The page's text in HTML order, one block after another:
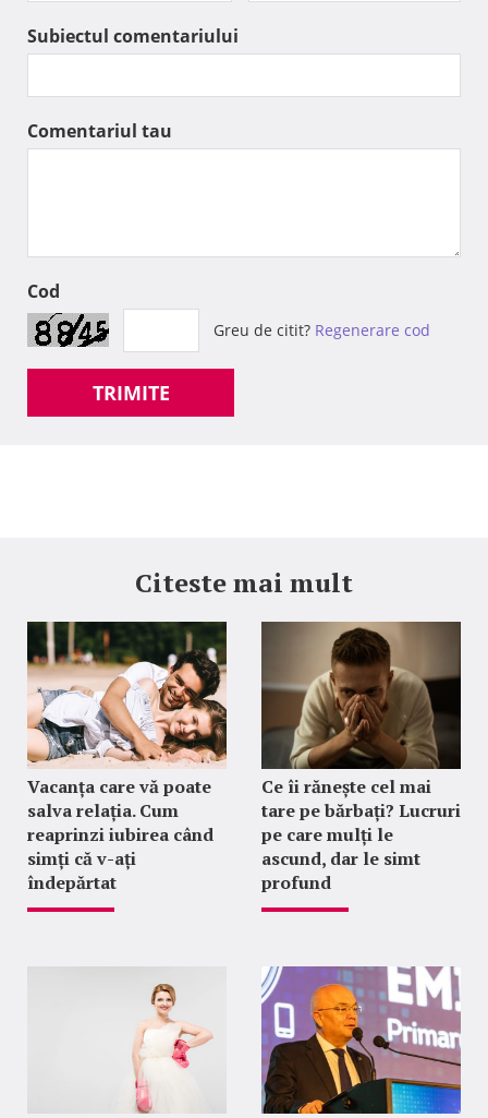
Subiectul comentariului
Comentariul tau
Cod
Greu de citit? Regenerare cod
TRIMITE
Citeste mai mult
Vacanța care vă poate
salva relația. Cum
reaprinzi iubirea când
simți că v-ați
îndepărtat
Ce îi rănește cel mai
tare pe bărbați? Lucruri
pe care mulți le
ascund, dar le simt
profund